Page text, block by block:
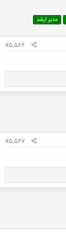
مدیر ارشد
#5,566
#5,567